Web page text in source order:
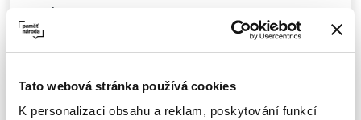
Tato webová stránka používá cookies
K personalizaci obsahu a reklam, poskytování funkcí
later, more
than 60 of them can be found in 25 places on
of the South Bohemian metropolis, and more
are being